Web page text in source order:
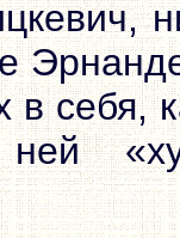
в себя,
ней